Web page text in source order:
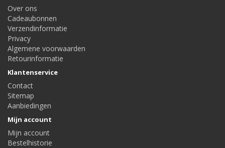
Over ons
Cadeaubonnen
Verzendinformatie
Privacy
Algemene voorwaarden
Retourinformatie
Klantenservice
Contact
Sitemap
Aanbiedingen
Mijn account
Mijn account
Bestelhistorie